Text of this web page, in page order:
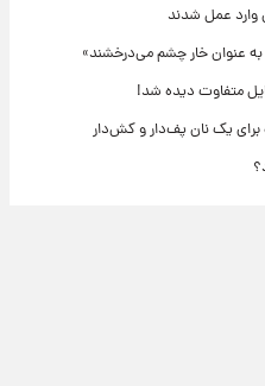
به عنوان خار چشم می‌درخشند»